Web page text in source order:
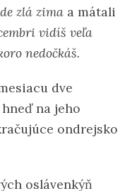
zlá zima a mátali
vidíš veľa
nedočkáš.
dve
na jeho
ondrejsko
oslávenkýň